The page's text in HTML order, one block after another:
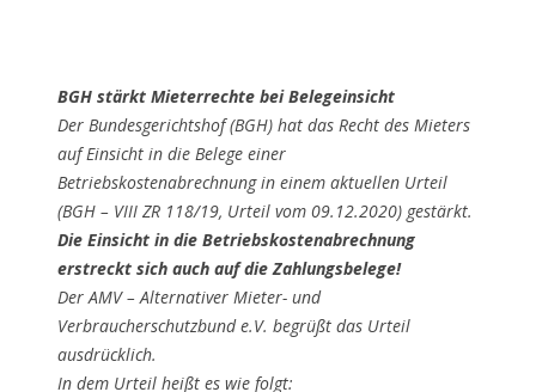
BGH stärkt Mieterrechte bei Belegeinsicht
Der Bundesgerichtshof (BGH) hat das Recht des Mieters
auf Einsicht in die Belege einer
Betriebskostenabrechnung in einem aktuellen Urteil
(BGH – VIII ZR 118/19, Urteil vom 09.12.2020) gestärkt.
Die Einsicht in die Betriebskostenabrechnung
erstreckt sich auch auf die Zahlungsbelege!
Der AMV – Alternativer Mieter- und
Verbraucherschutzbund e.V. begrüßt das Urteil
ausdrücklich.
In dem Urteil heißt es wie folgt: